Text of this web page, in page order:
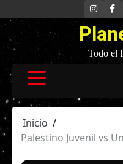
al
contenido
Todo el
Inicio
Palestino Juvenil vs